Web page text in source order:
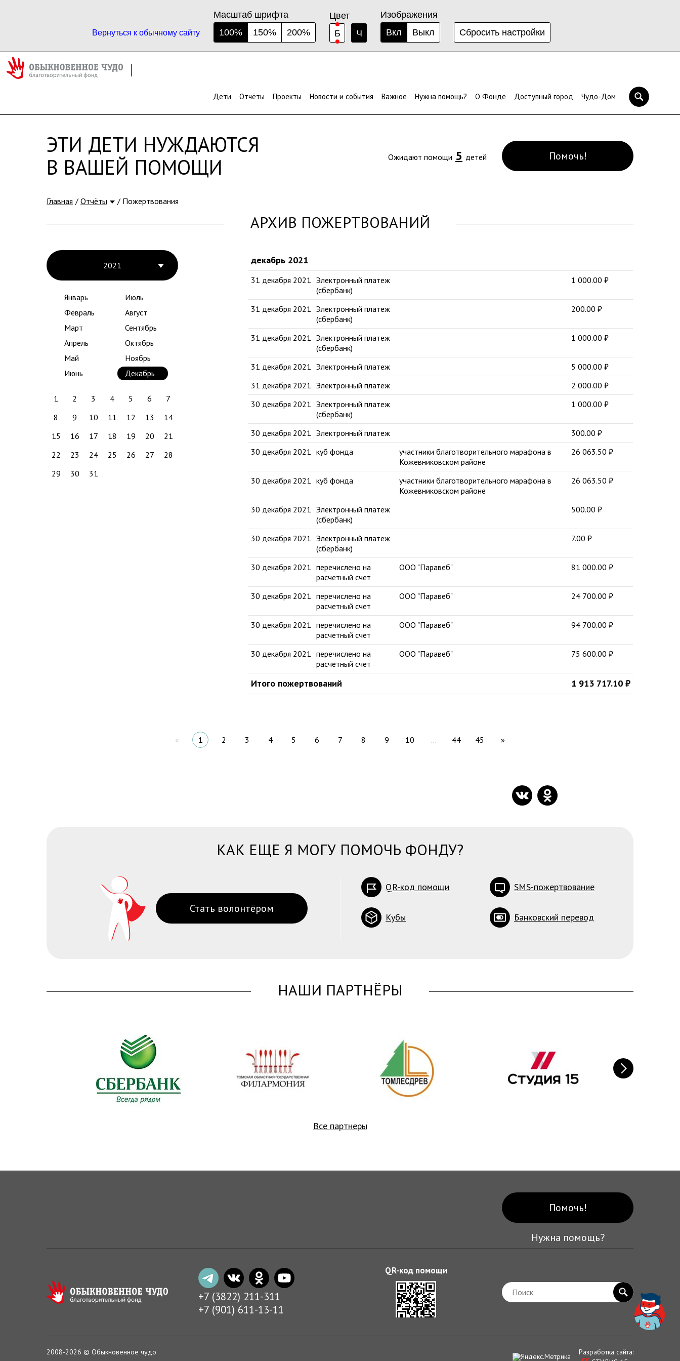
Вернуться к обычному сайту
Масштаб шрифта
100%
150% 200%
Цвет
Б
Ч
Изображения
Вкл
Выкл Сбросить настройки
Дети Отчёты Проекты Новости и события Важное Нужна помощь? О Фонде Доступный город Чудо-Дом
ЭТИ ДЕТИ НУЖДАЮТСЯ
В ВАШЕЙ ПОМОЩИ
Ожидают помощи 5 детей Помочь!
Главная Отчёты Пожертвования
АРХИВ ПОЖЕРТВОВАНИЙ
2021
Январь
Февраль
Март
Апрель
Май
Июнь
Июль
Август
Сентябрь
Октябрь
Ноябрь
Декабрь
1 2 3 4 5 6
7
8
9 10 11 12 13
14
15
16 17 18 19 20
21
22
23 24 25 26 27
28
29
30 31
декабрь 2021
31 декабря 2021 Электронный платеж
(сбербанк)
1 000.00₽
31 декабря 2021 Электронный платеж
(сбербанк)
200.00₽
31 декабря 2021 Электронный платеж
(сбербанк)
1 000.00₽
31 декабря 2021 Электронный платеж 5 000.00₽
31 декабря 2021 Электронный платеж 2 000.00₽
30 декабря 2021 Электронный платеж
(сбербанк)
1 000.00₽
30 декабря 2021 Электронный платеж 300.00₽
30 декабря 2021 куб фонда
участники благотворительного марафона в
Кожевниковском районе
26 063.50₽
30 декабря 2021 куб фонда
участники благотворительного марафона в
Кожевниковском районе
26 063.50₽
30 декабря 2021 Электронный платеж
(сбербанк)
500.00₽
30 декабря 2021 Электронный платеж
(сбербанк)
7.00₽
30 декабря 2021 перечислено на
расчетный счет
ООО "Паравеб" 81 000.00₽
30 декабря 2021 перечислено на
расчетный счет
ООО "Паравеб" 24 700.00₽
30 декабря 2021 перечислено на
расчетный счет
ООО "Паравеб" 94 700.00₽
30 декабря 2021 перечислено на
расчетный счет
ООО "Паравеб" 75 600.00₽
Итого пожертвований 1 913 717.10₽
« 1 2 3 4 5 6 7 8 9 10 ... 44 45 »
КАК ЕЩЕ Я МОГУ ПОМОЧЬ ФОНДУ?
Стать волонтёром
QR-код помощи SMS-пожертвование
Кубы Банковский перевод
НАШИ ПАРТНЁРЫ
Все партнеры
Помочь!
Нужна помощь?
+7 (3822) 211-311
+7 (901) 611-13-11
2008-2026 © Обыкновенное чудо
Разработка сайта: